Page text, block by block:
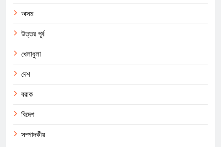
অসম
উত্তর পূর্ব
খেলাধুলা
দেশ
বরাক
বিদেশ
সম্পাদকীয়